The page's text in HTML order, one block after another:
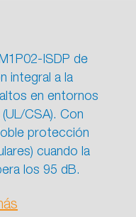
ISDP de
integral a la
en entornos
CSA). Con
protección
cuando la
los 95 dB.